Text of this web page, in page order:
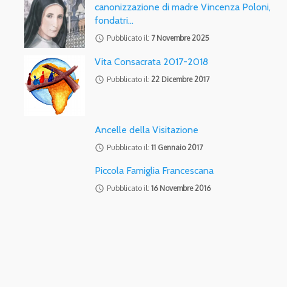
canonizzazione di madre Vincenza Poloni,
fondatri…
access_time Pubblicato il: 7 Novembre 2025
Vita Consacrata 2017-2018
access_time Pubblicato il: 22 Dicembre 2017
Ancelle della Visitazione
access_time Pubblicato il:11 Gennaio 2017
Piccola Famiglia Francescana
access_time Pubblicato il:16 Novembre 2016